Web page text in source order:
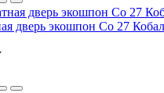
дверь экошпон Co 27